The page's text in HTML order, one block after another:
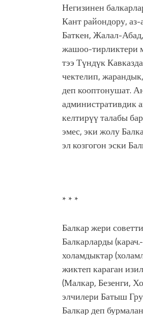
Негизинен
Кант райондору,
Баткен, Жалал-
жашоо-тирликтери
тээ Түндүк
чектелип,
деп кооптонушат.
административдик
келтирүү талабы
эмес, эки жолу
эл козгогон эски
* * *
Балкар жери
Балкарларды
холамдыктар
жиктеп караган
(Малкар, Безенги,
элчилери Батыш
Балкар деп